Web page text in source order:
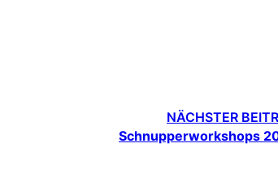
NÄCHSTER
Schnupperworkshops